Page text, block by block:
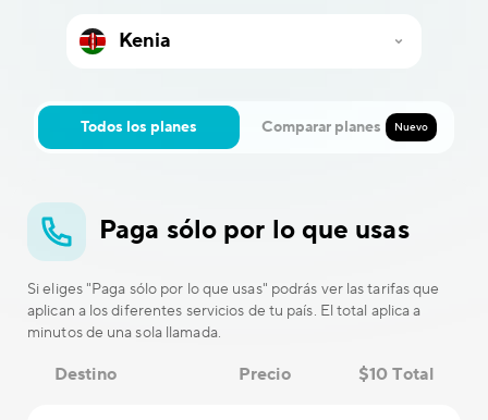
Todos los planes Comparar planes Nuevo
Paga sólo por lo que usas
Si eliges "Paga sólo por lo que usas" podrás ver las tarifas que
aplican a los diferentes servicios de tu país. El total aplica a
minutos de una sola llamada.
Destino Precio $10 Total